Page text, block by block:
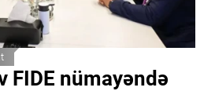
FIDE nümayəndə